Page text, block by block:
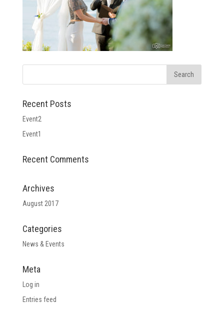
Recent Posts
Event2
Event1
Recent Comments
Archives
August 2017
Categories
News & Events
Meta
Log in
Entries feed